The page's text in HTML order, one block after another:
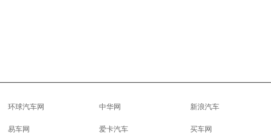
环球汽车网 中华网 新浪汽车
易车网 爱卡汽车 买车网